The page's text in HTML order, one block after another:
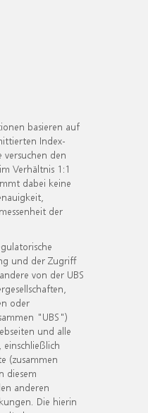
basieren auf
Index-
versuchen den
Verhältnis 1:1
dabei keine
der
und der Zugriff
von der UBS
oder
"UBS")
und alle
(zusammen
diesem
anderen
Die hierin